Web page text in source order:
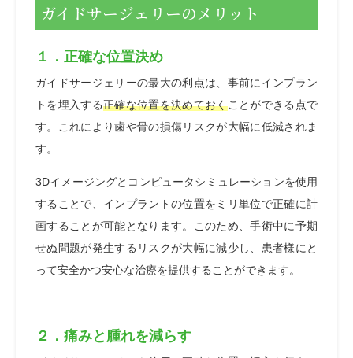
ガイドサージェリーのメリット
１．正確な位置決め
ガイドサージェリーの最大の利点は、事前にインプラン
トを埋入する正確な位置を決めておくことができる点で
す。これにより歯や骨の損傷リスクが大幅に低減されま
す。
3Dイメージングとコンピュータシミュレーションを使用
することで、インプラントの位置をミリ単位で正確に計
画することが可能となります。このため、手術中に予期
せぬ問題が発生するリスクが大幅に減少し、患者様にと
って安全かつ安心な治療を提供することができます。
２．痛みと腫れを減らす